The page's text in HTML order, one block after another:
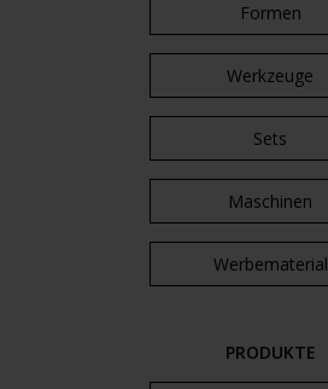
Formen
Werkzeuge
Sets
Maschinen
Werbematerial
PRODUKTE